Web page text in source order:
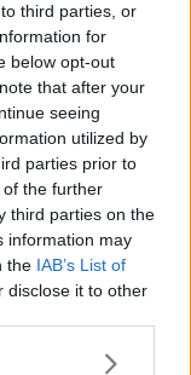
third parties, or
for
below opt-out
that after your
seeing
utilized by
parties prior to
the further
third parties on the
information may
the IAB’s List of
disclose it to other
or more Google
med nya
längre
minskat från 1
solcellsteknik
insidan märks nya